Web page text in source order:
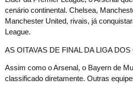
cenário continental. Chelsea,
Manchester United, rivais, já
League.
AS OITAVAS DE FINAL DA LIGA
Assim como o Arsenal, o Bayern de
classificado diretamente. Outras